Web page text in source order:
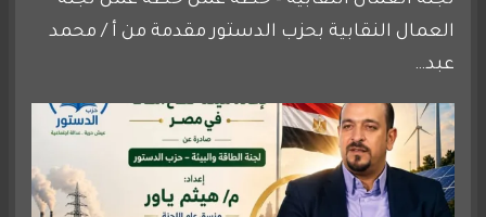
العمال النقابية بحزب الدستور مقدمة من أ / محمد
عبد…